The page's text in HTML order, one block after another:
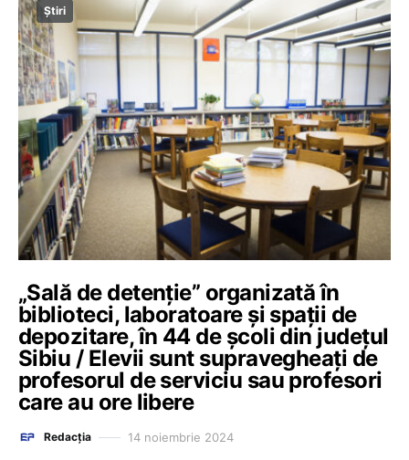
Știri
„Sală de detenție” organizată în
biblioteci, laboratoare și spații de
depozitare, în 44 de școli din județul
Sibiu / Elevii sunt supravegheați de
profesorul de serviciu sau profesori
care au ore libere
Redacția 14 noiembrie 2024